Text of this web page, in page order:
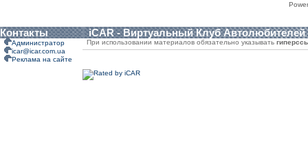
Контакты iCAR - Виртуальный Клуб Автолюбителей
Администратор
icar@icar.com.ua
Реклама на сайте
При использовании материалов обязательно указывать